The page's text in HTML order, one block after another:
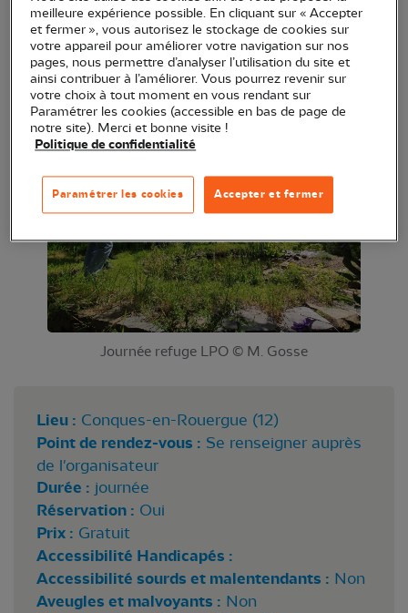
visite des lieux et témoignages des
aménagements, initiation aux papillons de jour et
zygènes).
Journée refuge LPO © M. Gosse
Lieu : Conques-en-Rouergue (12)
Point de rendez-vous : Se renseigner auprès
de l'organisateur
Durée : journée
Réservation : Oui
Prix : Gratuit
Accessibilité Handicapés :
Accessibilité sourds et malentendants : Non
Aveugles et malvoyants : Non
meilleure expérience possible. En cliquant sur « Accepter
et fermer », vous autorisez le stockage de cookies sur
votre appareil pour améliorer votre navigation sur nos
pages, nous permettre d’analyser l’utilisation du site et
ainsi contribuer à l’améliorer. Vous pourrez revenir sur
votre choix à tout moment en vous rendant sur
Paramétrer les cookies (accessible en bas de page de
notre site). Merci et bonne visite !
Politique de confidentialité
Accepter et fermer
Paramétrer les cookies